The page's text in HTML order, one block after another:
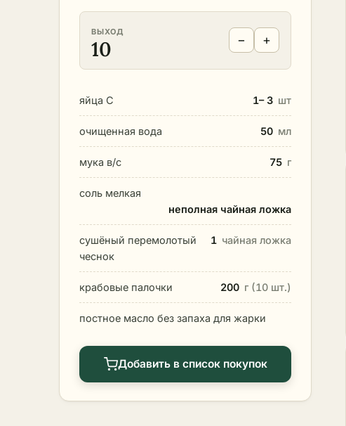
ВЫХОД
10 − +
яйца С 1– 3 шт
очищенная вода 50 мл
мука в/с 75 г
соль мелкая
неполная чайная ложка
сушёный перемолотый
чеснок
1 чайная ложка
крабовые палочки 200 г (10 шт.)
постное масло без запаха для жарки
Добавить в список покупок